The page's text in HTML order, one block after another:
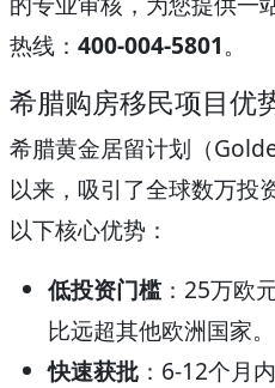
热线： 400-004-5801。
希腊购房移民项目优
希腊黄金居留计划（
以来，吸引了全球数万投
以下核心优势：
低投资门槛：25万欧
比远超其他欧洲国家。
快速获批 ：6-12个月